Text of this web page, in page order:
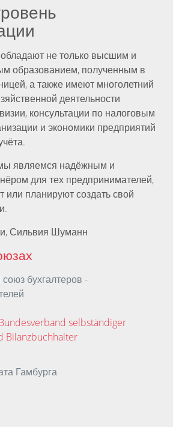
не только высшим и
образованием, полученным в
а также имеют многолетний
деятельности
консультации по налоговым
и экономики предприятий
являемся надёжным и
для тех предпринимателей,
или планируют создать свой
Сильвия Шуманн
бухгалтеров -
Гамбурга